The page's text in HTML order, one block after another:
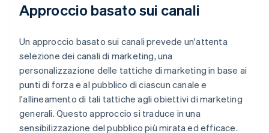
Approccio basato sui canali
Un approccio basato sui canali prevede un'attenta
selezione dei canali di marketing, una
personalizzazione delle tattiche di marketing in base ai
punti di forza e al pubblico di ciascun canale e
l'allineamento di tali tattiche agli obiettivi di marketing
generali. Questo approccio si traduce in una
sensibilizzazione del pubblico più mirata ed efficace.